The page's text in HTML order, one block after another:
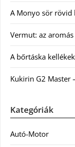
A Monyo sör rövid
Vermut: az
A bőrtáska
Kukirin G2 Master
Kategóriák
Autó-Motor